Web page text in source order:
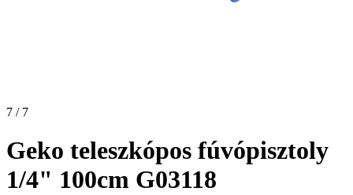
7 / 7
Geko teleszkópos fúvópisztoly
1/4" 100cm G03118